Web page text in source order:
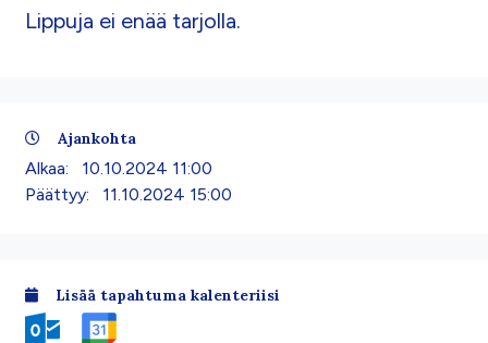
Lippuja ei enää tarjolla.
Ajankohta
Alkaa: 10.10.2024 11:00
Päättyy: 11.10.2024 15:00
Lisää tapahtuma kalenteriisi